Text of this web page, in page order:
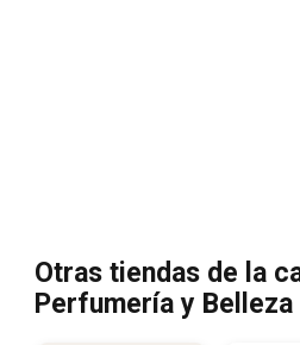
Otras tiendas de la
Perfumería y Belleza